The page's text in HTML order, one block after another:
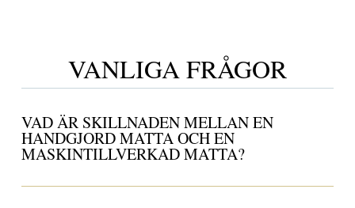
VANLIGA FRÅGOR
VAD ÄR SKILLNADEN MELLAN EN
HANDGJORD MATTA OCH EN
MASKINTILLVERKAD MATTA?